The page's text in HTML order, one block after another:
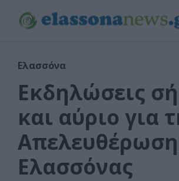
Ελασσόνα
Εκδηλώσεις
και αύριο για
Ελασσόνας